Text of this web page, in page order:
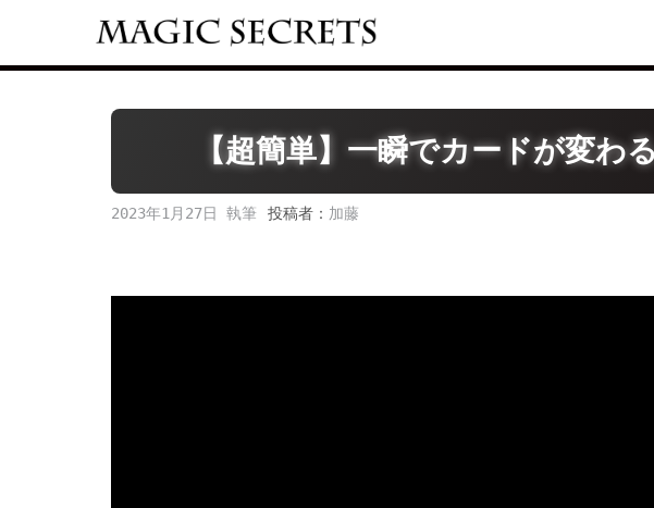
【超簡単】一瞬でカードが変わ
2023年1月27日 投稿者： 加藤